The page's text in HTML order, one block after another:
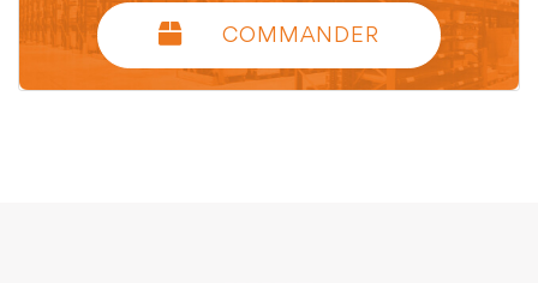
COMMANDER